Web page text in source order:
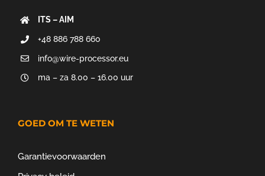
ITS – AIM
+48 886 788 660
info@wire-processor.eu
ma – za 8.00 – 16.00 uur
GOED OM TE WETEN
Garantievoorwaarden